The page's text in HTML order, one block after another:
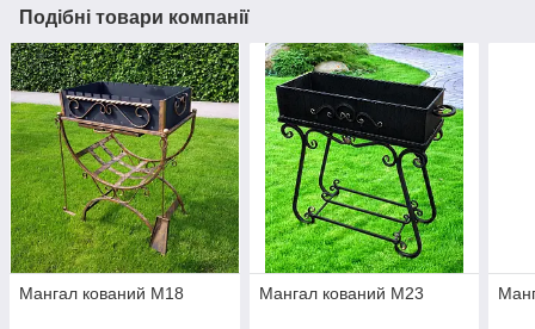
Подібні товари компанії
Мангал кований М18 Мангал кований М23